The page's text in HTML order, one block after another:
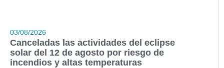
03/08/2026
Canceladas las actividades del eclipse
solar del 12 de agosto por riesgo de
incendios y altas temperaturas